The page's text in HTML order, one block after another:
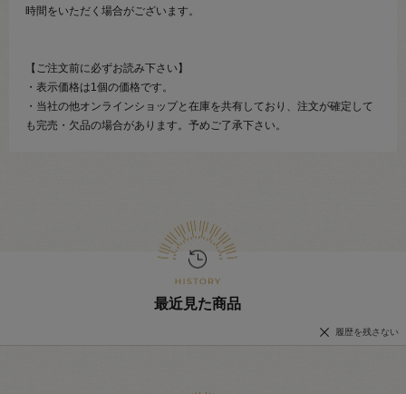
時間をいただく場合がございます。
【ご注文前に必ずお読み下さい】
・表示価格は1個の価格です。
・当社の他オンラインショップと在庫を共有しており、注文が確定して
も完売・欠品の場合があります。予めご了承下さい。
最近見た商品
履歴を残さない